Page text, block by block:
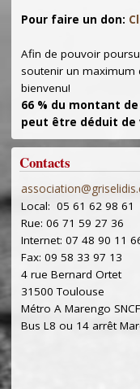
Pour faire un don:
Afin de pouvoir
soutenir un maximum
bienvenu!
66 % du montant
peut être déduit de
Contacts
Local: 05 61 62 98 61
Rue: 06 71 59 27 36
Internet: 07 48 90 11
Fax: 09 58 33 97 13
4 rue Bernard Ortet
31500 Toulouse
Métro A Marengo SNCF
Bus L8 ou 14 arrêt